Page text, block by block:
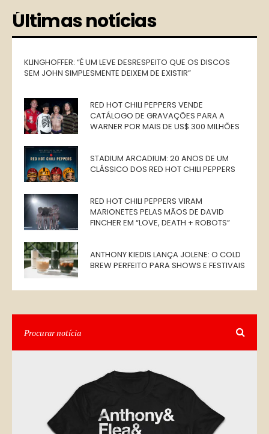
Últimas notícias
KLINGHOFFER: “É UM LEVE DESRESPEITO QUE OS DISCOS
SEM JOHN SIMPLESMENTE DEIXEM DE EXISTIR”
RED HOT CHILI PEPPERS VENDE
CATÁLOGO DE GRAVAÇÕES PARA A
WARNER POR MAIS DE US$ 300 MILHÕES
STADIUM ARCADIUM: 20 ANOS DE UM
CLÁSSICO DOS RED HOT CHILI PEPPERS
RED HOT CHILI PEPPERS VIRAM
MARIONETES PELAS MÃOS DE DAVID
FINCHER EM “LOVE, DEATH + ROBOTS”
ANTHONY KIEDIS LANÇA JOLENE: O COLD
BREW PERFEITO PARA SHOWS E FESTIVAIS